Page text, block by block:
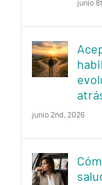
junio
junio 2nd, 2026